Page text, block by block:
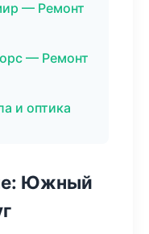
— Ремонт
— Ремонт
и оптика
Южный